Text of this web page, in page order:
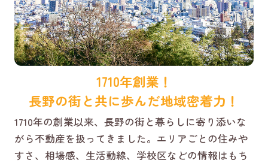
1710年創業！
長野の街と共に歩んだ地域密着力！
1710年の創業以来、長野の街と暮らしに寄り添いな
がら不動産を扱ってきました。エリアごとの住みや
すさ、相場感、生活動線、学校区などの情報はもち